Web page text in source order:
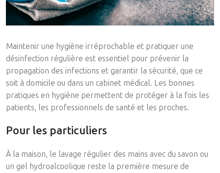
Maintenir une hygiène irréprochable et pratiquer une
désinfection régulière est essentiel pour prévenir la
propagation des infections et garantir la sécurité, que ce
soit à domicile ou dans un cabinet médical. Les bonnes
pratiques en hygiène permettent de protéger à la fois les
patients, les professionnels de santé et les proches.
Pour les particuliers
À la maison, le lavage régulier des mains avec du savon ou
un gel hydroalcoolique reste la première mesure de